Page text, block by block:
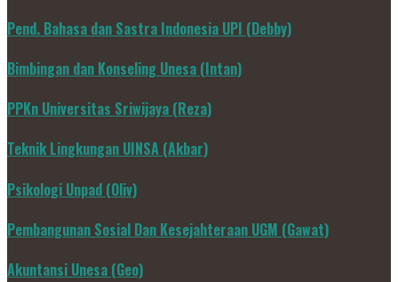
Pend. Bahasa dan Sastra Indonesia UPI (Debby)
Bimbingan dan Konseling Unesa (Intan)
PPKn Universitas Sriwijaya (Reza)
Teknik Lingkungan UINSA (Akbar)
Psikologi Unpad (Oliv)
Pembangunan Sosial Dan Kesejahteraan UGM (Gawat)
Akuntansi Unesa (Geo)